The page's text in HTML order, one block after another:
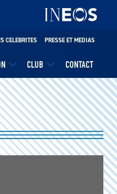
CLUB CONTACT
CELEBRITES PRESSE ET MEDIAS